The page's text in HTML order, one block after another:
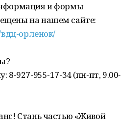
и формы
на нашем сайте:
орленок/
8-927-955-17-34 (пн-пт, 9.00-
Стань частью «Живой